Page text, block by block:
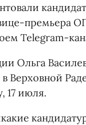
премьера
Telegram-
Ольга
Верховной
17 июля.